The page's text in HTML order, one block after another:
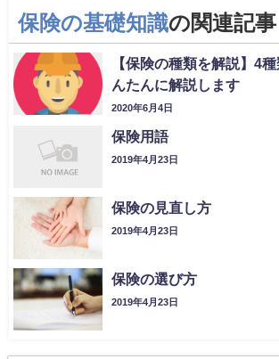
保険の基礎知識の関連記事
【保険の種類を解説】4
んたんに解説します
2020年6月4日
保険用語
2019年4月23日
保険の見直し方
2019年4月23日
保険の選び方
2019年4月23日